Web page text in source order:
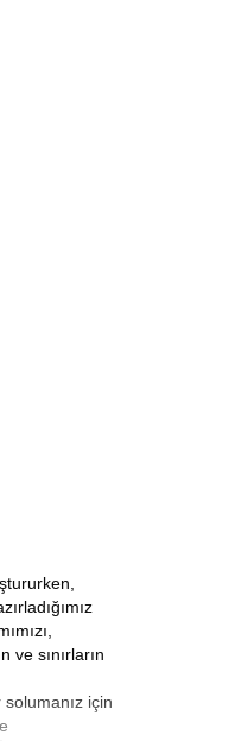
sınırların
için